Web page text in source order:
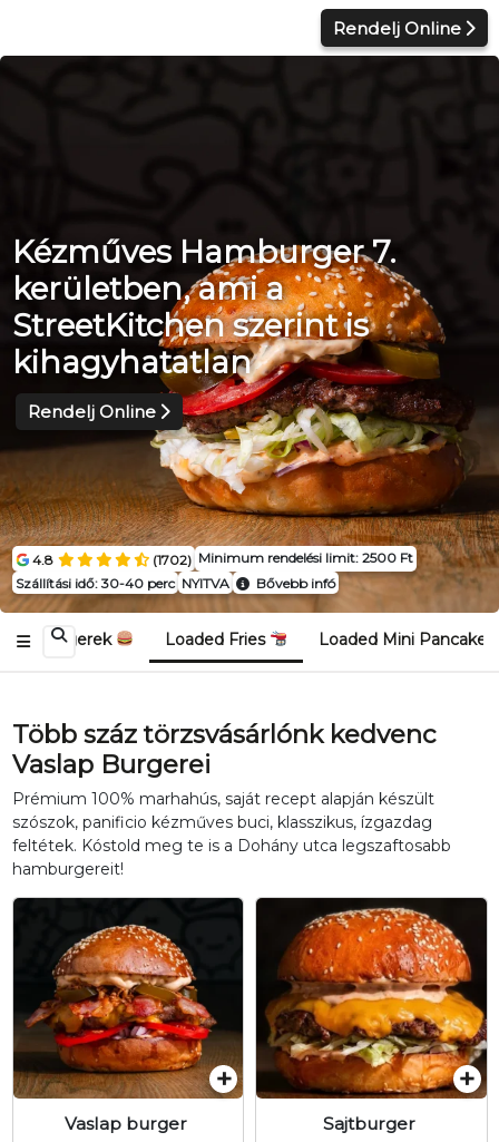
tartalomba
Rendelj Online
Kézműves Hamburger 7.
kerületben, ami a
StreetKitchen szerint is
kihagyhatatlan
Rendelj Online
4.8 (1702) Minimum rendelési limit: 2500 Ft
Szállítási idő: 30-40 perc NYITVA Bővebb infó
Hamburgerek Loaded Fries Loaded Mini Pancakes
Több száz törzsvásárlónk kedvenc
Vaslap Burgerei
Prémium 100% marhahús, saját recept alapján készült
szószok, panificio kézműves buci, klasszikus, ízgazdag
feltétek. Kóstold meg te is a Dohány utca legszaftosabb
hamburgereit!
Vaslap burger Sajtburger